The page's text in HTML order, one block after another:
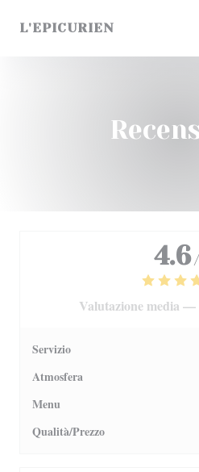
L'EPICURIEN
4.6
Valutazione media —
Servizio
Atmosfera
Menu
Qualità/Prezzo